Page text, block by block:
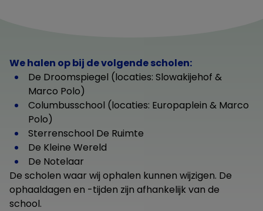
We halen op bij de volgende scholen:
De Droomspiegel (locaties: Slowakijehof &
Marco Polo)
Columbusschool (locaties: Europaplein & Marco
Polo)
Sterrenschool De Ruimte
De Kleine Wereld
De Notelaar
De scholen waar wij ophalen kunnen wijzigen. De
ophaaldagen en -tijden zijn afhankelijk van de
school.